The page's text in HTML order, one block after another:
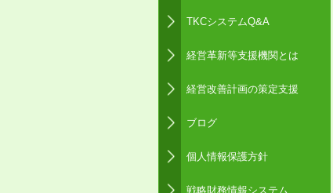
TKCシステムQ&A
経営革新等支援機関とは
経営改善計画の策定支援
ブログ
個人情報保護方針
戦略財務情報システム